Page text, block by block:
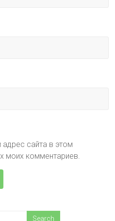
сайта в этом
моих комментариев.